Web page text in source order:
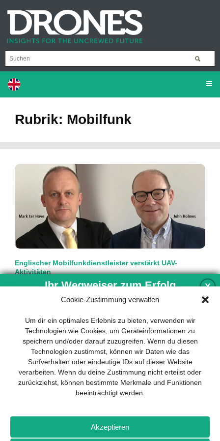
Cookie-Zustimmung verwalten
Um dir ein optimales Erlebnis zu bieten, verwenden wir
Technologien wie Cookies, um Geräteinformationen zu
speichern und/oder darauf zuzugreifen. Wenn du diesen
Technologien zustimmst, können wir Daten wie das
Surfverhalten oder eindeutige IDs auf dieser Website
verarbeiten. Wenn du deine Zustimmung nicht erteilst oder
zurückziehst, können bestimmte Merkmale und Funktionen
beeinträchtigt werden.
Akzeptieren
Rubrik: Mobilfunk
Englischer Mobilfunkdienstleister verstärkt UAV-
Aktivitäten
Inmarsat rüstet personell auf
Das britische Unternehmen Inmarsat mit Sitz in London
zur satellitengestützten Telefonie undmehr…
Impressum Datenschutz Kontakt Drones+
Magazin-
Mediadaten
X
Ihr Wegweiser zum Erfolg
nachhaltigen Geschäftsmodells sind für
jedes Unternehmen unverzichtbar. Das
Business Model Canvas hilft, sich dabei
auf das Wesentliche zu konzentrieren
und stets im Blick zu behalten, worauf es
wirklich ankommt.
Abonnieren Sie unseren kostenlosen
herunter: „Vom Produkt zum Business: